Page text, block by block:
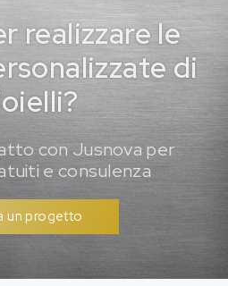
realizzare le
di
con Jusnova per
e consulenza
un progetto